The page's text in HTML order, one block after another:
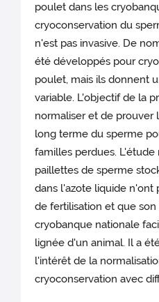
poulet dans les
cryoconservation du
n'est pas invasive. De
été développés pour
poulet, mais ils donnent
variable. L'objectif de la
normaliser et de prouver
long terme du sperme
familles perdues.
paillettes de sperme
dans l'azote liquide n'ont
de fertilisation et que
cryobanque nationale
lignée d'un animal. Il a
l'intérêt de la
cryoconservation avec